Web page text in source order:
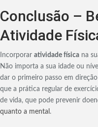
Conclusão –
Atividade
Incorporar atividade física na
Não importa a sua idade ou
dar o primeiro passo em
que a prática regular de
de vida, que pode prevenir
quanto a mental .